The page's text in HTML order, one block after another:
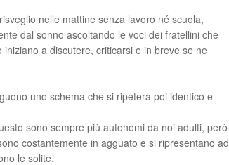
nelle mattine senza lavoro né scuola,
dal sonno ascoltando le voci dei fratellini che
a discutere, criticarsi e in breve se ne
uno schema che si ripeterà poi identico e
sono sempre più autonomi da noi adulti, però
costantemente in agguato e si ripresentano ad
le solite.